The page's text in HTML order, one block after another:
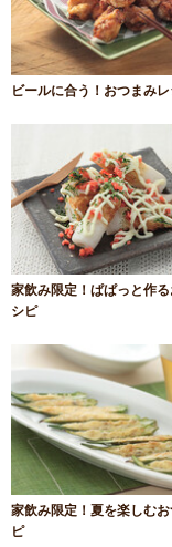
ビールに合う！おつまみ
家飲み限定！ぱぱっと作
シピ
家飲み限定！夏を楽しむ
ピ